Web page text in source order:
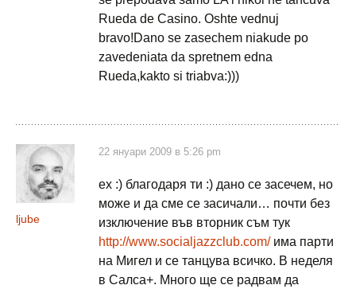
Rueda de Casino. Oshte vednuj
bravo!Dano se zasechem niakude po
zavedeniata da spretnem edna
Rueda,kakto si triabva:)))
ljube
22 януари 2009 в 5:26 pm
ех :) благодаря ти :) дано се засечем, но
може и да сме се засичали… почти без
изключение във вторник съм тук
http://www.socialjazzclub.com/има парти
на Мигел и се танцува всичко. В неделя
в Салса+. Много ще се радвам да